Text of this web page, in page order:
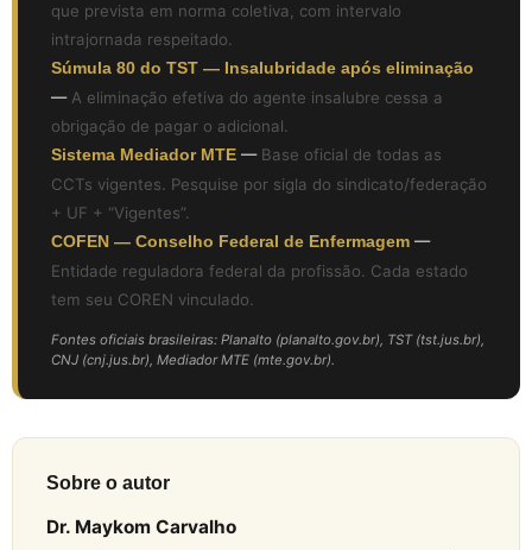
que prevista em norma coletiva, com intervalo
intrajornada respeitado.
Súmula 80 do TST — Insalubridade após eliminação
—A eliminação efetiva do agente insalubre cessa a
obrigação de pagar o adicional.
Sistema Mediador MTE — Base oficial de todas as
CCTs vigentes. Pesquise por sigla do sindicato/federação
+ UF + “Vigentes”.
COFEN — Conselho Federal de Enfermagem —
Entidade reguladora federal da profissão. Cada estado
tem seu COREN vinculado.
Fontes oficiais brasileiras: Planalto (planalto.gov.br), TST (tst.jus.br),
CNJ (cnj.jus.br), Mediador MTE (mte.gov.br).
Sobre o autor
Dr. Maykom Carvalho